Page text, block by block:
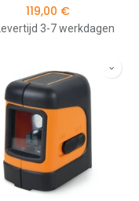
119,00 €
Levertijd 3-7 werkdagen